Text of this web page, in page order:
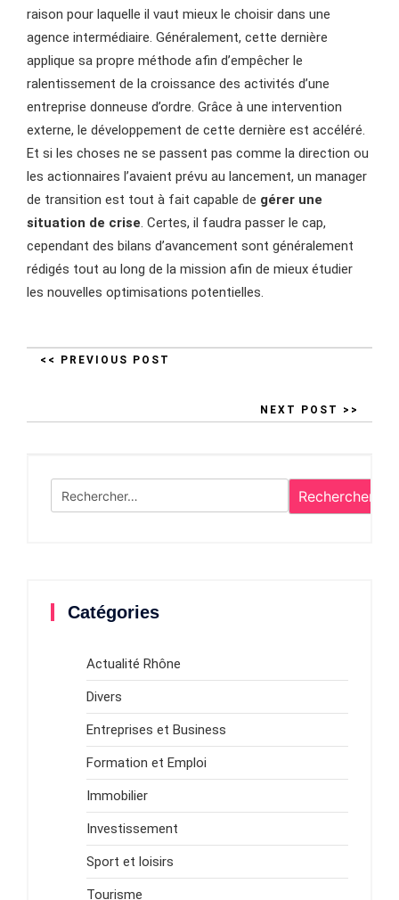
raison pour laquelle il vaut mieux le choisir dans une
agence intermédiaire. Généralement, cette dernière
applique sa propre méthode afin d’empêcher le
ralentissement de la croissance des activités d’une
entreprise donneuse d’ordre. Grâce à une intervention
externe, le développement de cette dernière est accéléré.
Et si les choses ne se passent pas comme la direction ou
les actionnaires l’avaient prévu au lancement, un manager
de transition est tout à fait capable de gérer une
situation de crise. Certes, il faudra passer le cap,
cependant des bilans d’avancement sont généralement
rédigés tout au long de la mission afin de mieux étudier
les nouvelles optimisations potentielles.
<< PREVIOUS POST
NEXT POST >>
Rechercher :
Catégories
Actualité Rhône
Divers
Entreprises et Business
Formation et Emploi
Immobilier
Investissement
Sport et loisirs
Tourisme